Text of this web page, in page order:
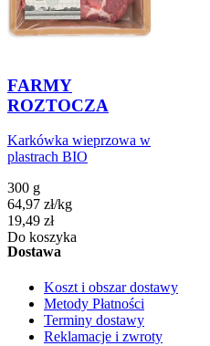
FARMY
ROZTOCZA
Karkówka wieprzowa w
plastrach BIO
300 g
64,97 zł/kg
Cena
19,49 zł
Do koszyka
Dostawa
Koszt i obszar dostawy
Metody Płatności
Terminy dostawy
Reklamacje i zwroty